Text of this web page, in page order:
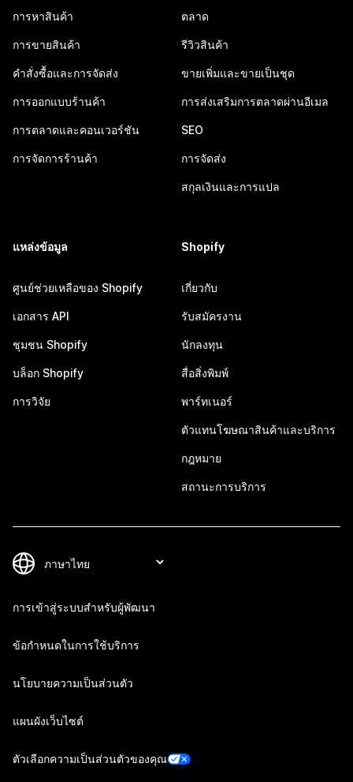
การหาสินค้า
การขายสินค้า
คำสั่งซื้อและการจัดส่ง
การออกแบบร้านค้า
การตลาดและคอนเวอร์ชัน
การจัดการร้านค้า
ตลาด
รีวิวสินค้า
ขายเพิ่มและขายเป็นชุด
การส่งเสริมการตลาดผ่านอีเมล
SEO
การจัดส่ง
สกุลเงินและการแปล
แหล่งข้อมูล
ศูนย์ช่วยเหลือของ Shopify
เอกสาร API
ชุมชน Shopify
บล็อก Shopify
การวิจัย
Shopify
เกี่ยวกับ
รับสมัครงาน
นักลงทุน
สื่อสิ่งพิมพ์
พาร์ทเนอร์
ตัวแทนโฆษณาสินค้าและบริการ
กฎหมาย
สถานะการบริการ
การเข้าสู่ระบบสำหรับผู้พัฒนา
ข้อกำหนดในการใช้บริการ
นโยบายความเป็นส่วนตัว
แผนผังเว็บไซต์
ตัวเลือกความเป็นส่วนตัวของคุณ